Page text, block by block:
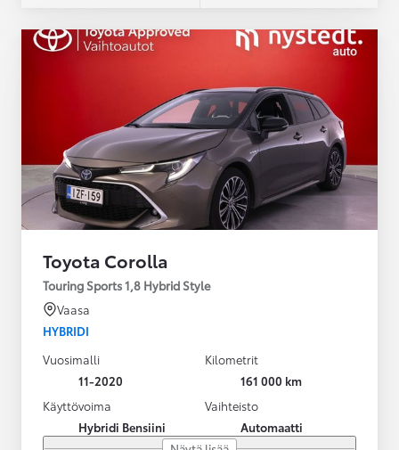
Toyota Corolla
Touring Sports 1,8 Hybrid Style
Vaasa
HYBRIDI
Vuosimalli
11-2020
Kilometrit
161 000 km
Käyttövoima
Hybridi Bensiini
Vaihteisto
Automaatti